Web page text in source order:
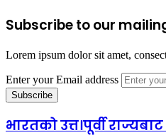
Subscribe to our
Lorem ipsum dolor sit amet,
Enter your Email address
भारतको उत्त।पूर्वी